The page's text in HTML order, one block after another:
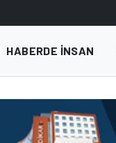
HABERDE INSAN